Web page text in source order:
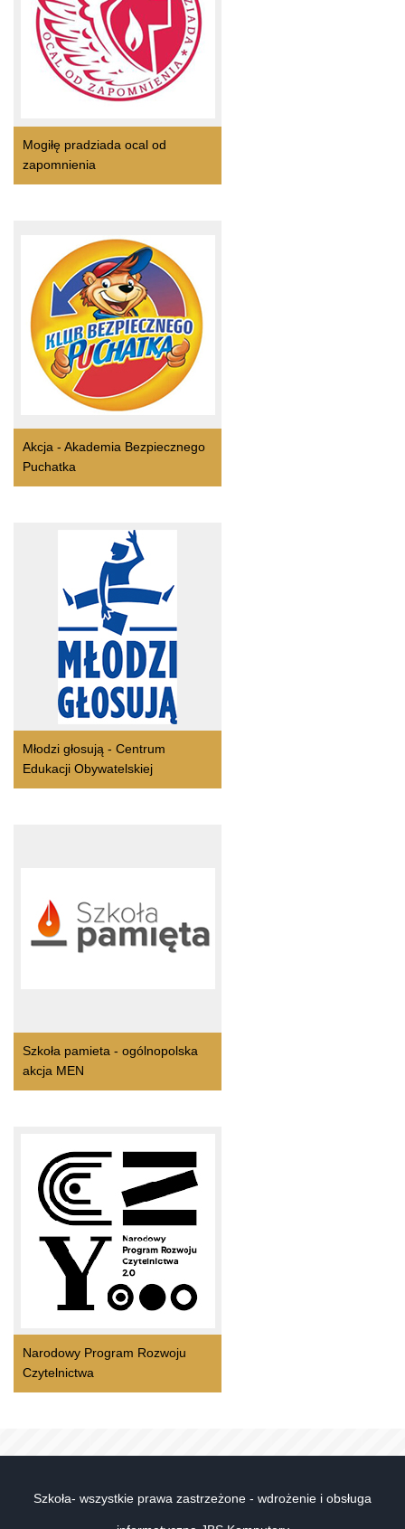
Mogiłę pradziada ocal od
zapomnienia
Akcja - Akademia Bezpiecznego
Puchatka
Młodzi głosują - Centrum
Edukacji Obywatelskiej
Szkoła pamieta - ogólnopolska
akcja MEN
Narodowy Program Rozwoju
Czytelnictwa
Szkoła- wszystkie prawa zastrzeżone - wdrożenie i obsługa